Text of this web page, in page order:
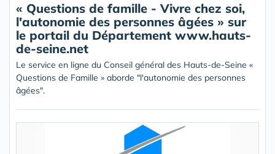
« Questions de famille - Vivre chez soi,
l'autonomie des personnes âgées » sur
le portail du Département www.hauts-
de-seine.net
Le service en ligne du Conseil général des Hauts-de-Seine «
Questions de Famille » aborde "l'autonomie des personnes
âgées".